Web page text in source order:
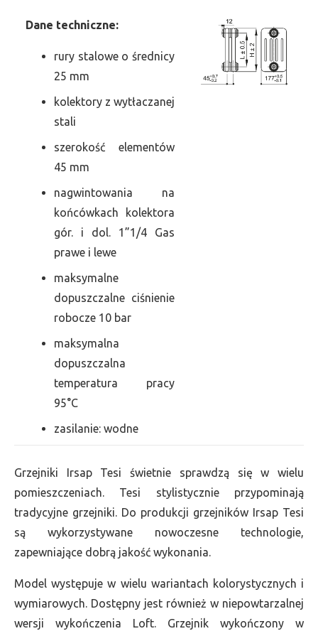
Dane techniczne:
rury stalowe o średnicy
25 mm
kolektory z wytłaczanej
stali
szerokość elementów
45 mm
nagwintowania na
końcówkach kolektora
gór. i dol. 1”1/4 Gas
prawe i lewe
maksymalne
dopuszczalne ciśnienie
robocze 10 bar
maksymalna
dopuszczalna
temperatura pracy
95°C
zasilanie: wodne
Grzejniki Irsap Tesi świetnie sprawdzą się w wielu
pomieszczeniach. Tesi stylistycznie przypominają
tradycyjne grzejniki. Do produkcji grzejników Irsap Tesi
są wykorzystywane nowoczesne technologie,
zapewniające dobrą jakość wykonania.
Model występuje w wielu wariantach kolorystycznych i
wymiarowych. Dostępny jest również w niepowtarzalnej
wersji wykończenia Loft. Grzejnik wykończony w